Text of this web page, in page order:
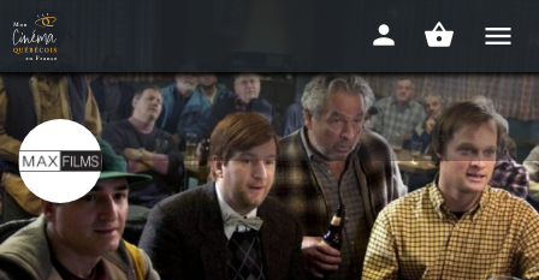
Max films
Depuis 1990